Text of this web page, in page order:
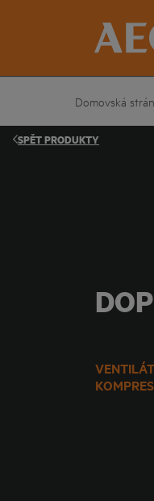
Domovská
SPĚTPRODUKTY